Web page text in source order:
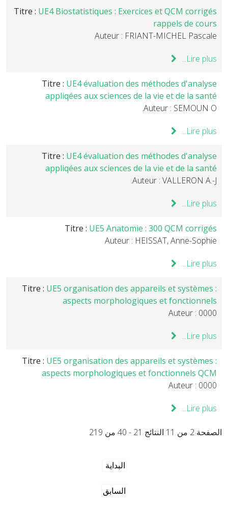
Titre : UE4 Biostatistiques : Exercices et QCM corrigés
rappels de cours
Auteur : FRIANT-MICHEL Pascale
Lire plus...
Titre : UE4 évaluation des méthodes d'analyse
appliqées aux sciences de la vie et de la santé
Auteur : SEMOUN O.
Lire plus...
Titre : UE4 évaluation des méthodes d'analyse
appliqées aux sciences de la vie et de la santé
Auteur : VALLERON A.-J.
Lire plus...
Titre : UE5 Anatomie : 300 QCM corrigés
Auteur : HEISSAT, Anne-Sophie
Lire plus...
Titre : UE5 organisation des appareils et systèmes :
aspects morphologiques et fonctionnels
Auteur : 0000
Lire plus...
Titre : UE5 organisation des appareils et systèmes :
aspects morphologiques et fonctionnels QCM
Auteur : 0000
Lire plus...
الصفحة 2 من 11 النتائج 21 - 40 من 219
البداية
السابق